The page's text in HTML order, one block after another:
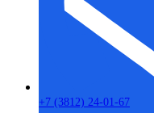
+7 (3812) 24-01-67